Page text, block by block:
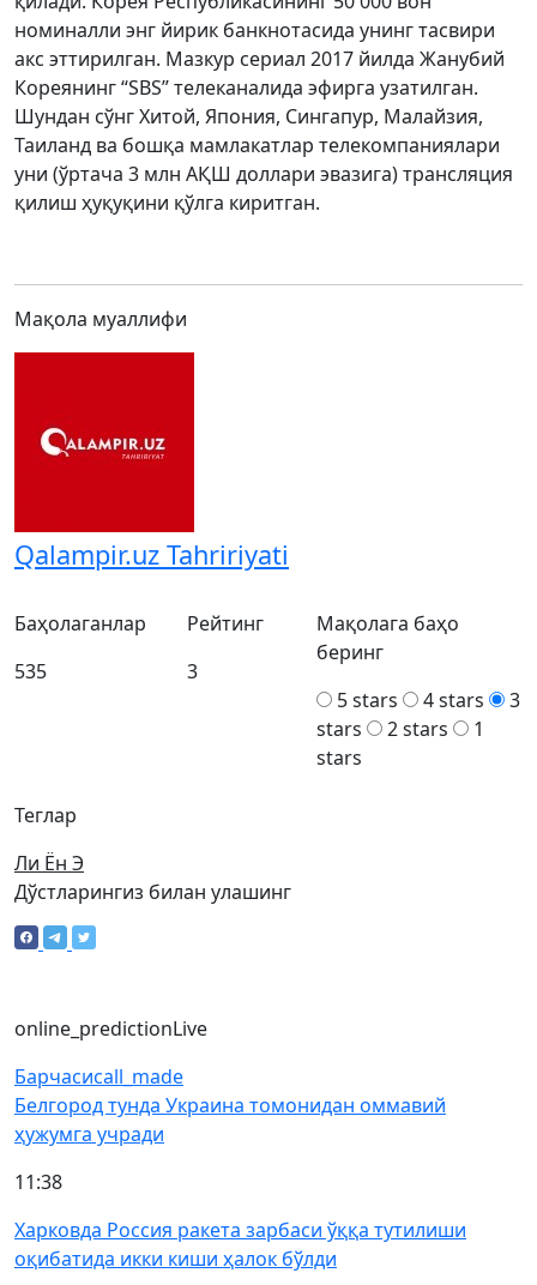
номиналли энг йирик банкнотасида унинг тасвири
акс эттирилган. Мазкур сериал 2017 йилда Жанубий
Кореянинг “SBS” телеканалида эфирга узатилган.
Шундан сўнг Хитой, Япония, Сингапур, Малайзия,
Таиланд ва бошқа мамлакатлар телекомпаниялари
уни (ўртача 3 млн АҚШ доллари эвазига) трансляция
қилиш ҳуқуқини қўлга киритган.
Мақола муаллифи
Qalampir.uz Tahririyati
Теглар
Ли Ён Э
Баҳолаганлар
535
Рейтинг
3
Мақолага баҳо
беринг
5 stars
4 stars
3
stars
2 stars
1
stars
Дўстларингиз билан улашинг
online_predictionLive
Барчасиcall_made
Белгород тунда Украина томонидан оммавий
ҳужумга учради
11:38
Харковда Россия ракета зарбаси ўққа тутилиши
оқибатида икки киши ҳалок бўлди